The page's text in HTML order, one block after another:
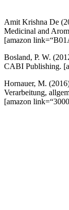
Amit Krishna De
Medicinal and
[amazon
Bosland, P. W.
CABI Publishing.
Hornauer, M.
Verarbeitung,
[amazon